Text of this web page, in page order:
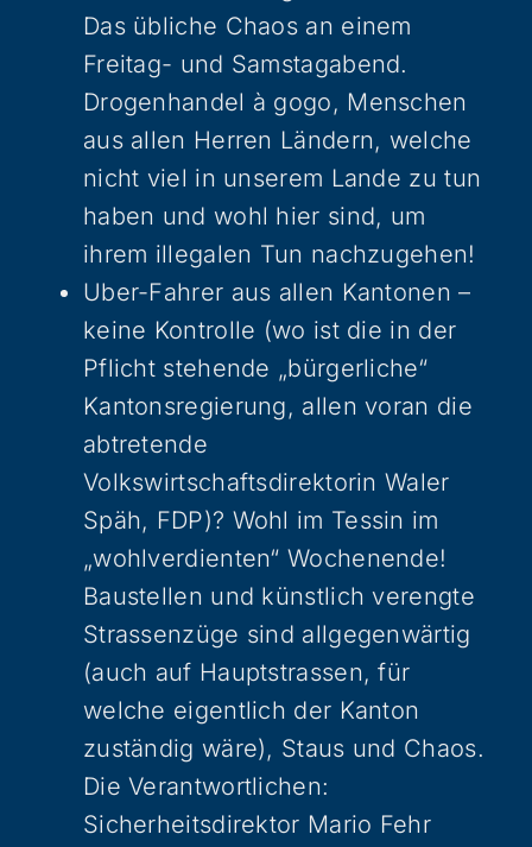
Das übliche Chaos an einem
Freitag- und Samstagabend.
Drogenhandel à gogo, Menschen
aus allen Herren Ländern, welche
nicht viel in unserem Lande zu tun
haben und wohl hier sind, um
ihrem illegalen Tun nachzugehen!
Uber-Fahrer aus allen Kantonen –
keine Kontrolle (wo ist die in der
Pflicht stehende „bürgerliche“
Kantonsregierung, allen voran die
abtretende
Volkswirtschaftsdirektorin Waler
Späh, FDP)? Wohl im Tessin im
„wohlverdienten“ Wochenende!
Baustellen und künstlich verengte
Strassenzüge sind allgegenwärtig
(auch auf Hauptstrassen, für
welche eigentlich der Kanton
zuständig wäre), Staus und Chaos.
Die Verantwortlichen:
Sicherheitsdirektor Mario Fehr